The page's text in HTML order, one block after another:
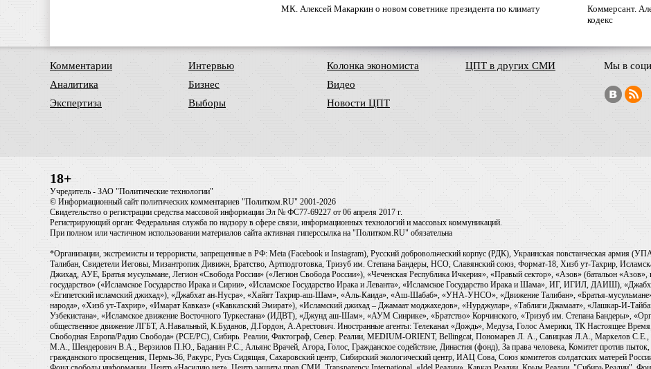
МК. Алексей Макаркин о новом советнике президента по климату
Коммерсант.
кодекс
Комментарии
Аналитика
Экспертиза
Интервью
Бизнес
Выборы
Колонка экономиста
Видео
Новости ЦПТ
ЦПТ в других СМИ Мы в
18+
Учредитель - ЗАО "Политические технологии"
© Информационный сайт политических комментариев "Политком.RU" 2001-2026
Свидетельство о регистрации средства массовой информации Эл № ФС77-69227 от 06 апреля 2017 г.
Регистрирующий орган: Федеральная служба по надзору в сфере связи, информационных технологий и массовых коммуникаций.
При полном или частичном использовании материалов сайта активная гиперссылка на "Политком.RU" обязательна
*Организации, экстремисты и террористы, запрещенные в РФ: Meta (Facebook и Instagram), Русский добровольческий корпус (РДК), Украинская повстанческая армия
Талибан, Свидетели Иеговы, Мизантропик Дивижн, Братство, Артподготовка, Тризуб им. Степана Бандеры, НСО, Славянский союз, Формат-18, Хизб ут-Тахрир,
Джихад, АУЕ, Братья мусульмане, Легион «Свобода России» («Легион Свобода России»), «Чеченская Республика Ичкерия», «Правый сектор», «Азов» (батальон
государство» («Исламское Государство Ирака и Сирии», «Исламское Государство Ирака и Леванта», «Исламское Государство Ирака и Шама», ИГ, ИГИЛ, ДАИШ),
«Египетский исламский джихад»), «Джабхат ан-Нусра», «Хайят Тахрир-аш-Шам», «Аль-Каида», «Аш-Шабаб», «УНА-УНСО», «Движение Талибан», «Братья-
народа», «Хизб ут-Тахрир», «Имарат Кавказ» («Кавказский Эмират»), «Исламский джихад – Джамаат моджахедов», «Нурджулар», «Таблиги Джамаат», «Лашкар-И-
Узбекистана», «Исламское движение Восточного Туркестана» (ИДВТ), «Джунд аш-Шам», «АУМ Синрике», «Братство» Корчинского, «Тризуб им. Степана Бандеры»,
общественное движение ЛГБТ, А.Навальный, К.Буданов, Д.Гордон, А.Арестович. Иностранные агенты: Телеканал «Дождь», Медуза, Голос Америки, ТК Настоящее
Свободная Европа/Радио Свобода» (PCE/PC), Сибирь. Реалии, Фактограф, Север. Реалии, MEDIUM-ORIENT, Bellingcat, Пономарев Л. А., Савицкая Л.А., Маркелов
М.А., Шендерович В.А., Верзилов П.Ю., Баданин Р.С., Альянс Врачей, Агора, Голос, Гражданское содействие, Династия (фонд), За права человека, Комитет против
гражданского просвещения, Пермь-36, Ракурс, Русь Сидящая, Сахаровский центр, Сибирский экологический центр, ИАЦ Сова, Союз комитетов солдатских матерей